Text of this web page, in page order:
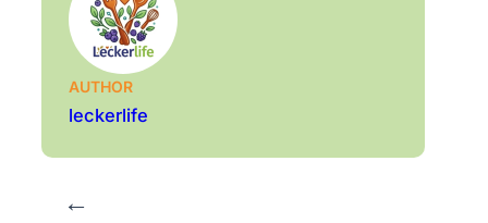
AUTHOR
leckerlife
←